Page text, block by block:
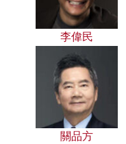
李偉民
關品方